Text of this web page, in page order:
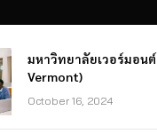
มหาวิทยาลัยเวอร์มอน
Vermont)
October 16, 2024